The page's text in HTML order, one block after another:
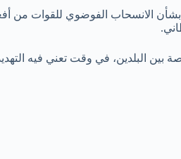
بشأن الانسحاب الفوضوي للقوات
البلدين، في وقت تعني فيه